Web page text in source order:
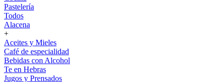
Pastelería
Todos
Alacena
+
Aceites y Mieles
Café de especialidad
Bebidas con Alcohol
Te en Hebras
Jugos y Prensados